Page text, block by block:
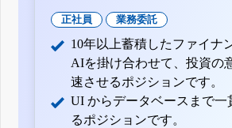
正社員 業務委託
10年以上蓄積したファイナ
AIを掛け合わせて、投資の
速させるポジションです。
UI からデータベースまで一
るポジションです。